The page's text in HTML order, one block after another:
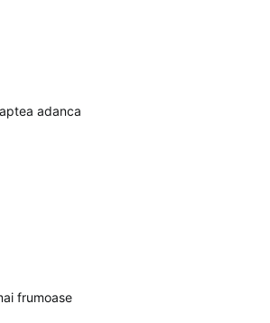
adanca
frumoase